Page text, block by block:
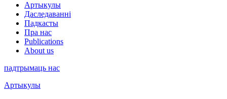
Артыкулы
Даследаванні
Падкасты
Пра нас
Publications
About us
падтрымаць нас
Артыкулы